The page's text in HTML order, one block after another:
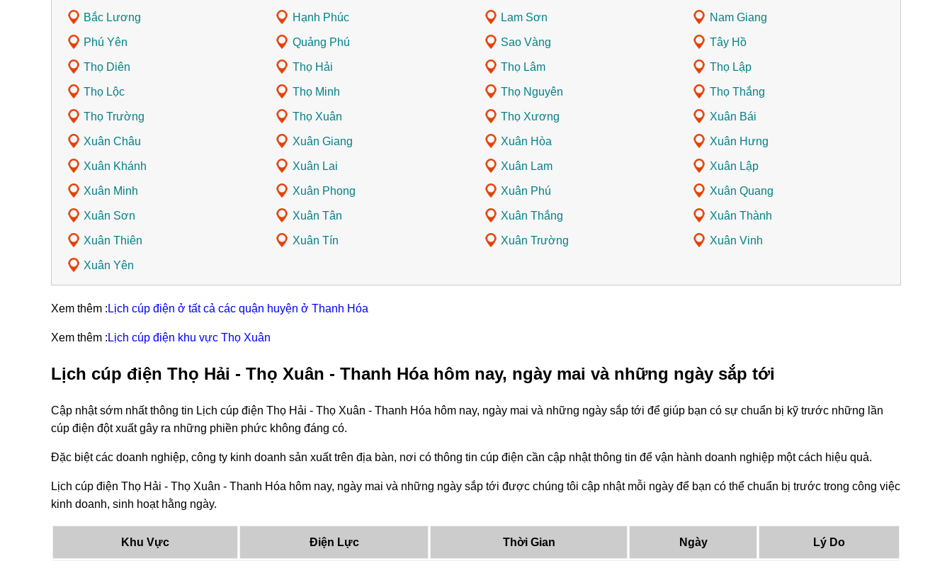
Bắc Lương Hạnh Phúc Lam Sơn Nam Giang
Phú Yên Quảng Phú Sao Vàng Tây Hồ
Thọ Diên Thọ Hải Thọ Lâm Thọ Lập
Thọ Lộc Thọ Minh Thọ Nguyên Thọ Thắng
Thọ Trường Thọ Xuân Thọ Xương Xuân Bái
Xuân Châu Xuân Giang Xuân Hòa Xuân Hưng
Xuân Khánh Xuân Lai Xuân Lam Xuân Lập
Xuân Minh Xuân Phong Xuân Phú Xuân Quang
Xuân Sơn Xuân Tân Xuân Thắng Xuân Thành
Xuân Thiên Xuân Tín Xuân Trường Xuân Vinh
Xuân Yên
Xem thêm : Lịch cúp điện ở tất cả các quận huyện ở Thanh Hóa
Xem thêm : Lịch cúp điện khu vực Thọ Xuân
Lịch cúp điện Thọ Hải - Thọ Xuân - Thanh Hóa hôm nay, ngày mai và những ngày sắp tới
Cập nhật sớm nhất thông tin Lịch cúp điện Thọ Hải - Thọ Xuân - Thanh Hóa hôm nay, ngày mai và những ngày sắp tới để giúp bạn có sự chuẩn bị kỹ trước những lần
cúp điện đột xuất gây ra những phiền phức không đáng có.
Đặc biệt các doanh nghiệp, công ty kinh doanh sản xuất trên địa bàn, nơi có thông tin cúp điện cần cập nhật thông tin để vận hành doanh nghiệp một cách hiệu quả.
Lịch cúp điện Thọ Hải - Thọ Xuân - Thanh Hóa hôm nay, ngày mai và những ngày sắp tới được chúng tôi cập nhật mỗi ngày để bạn có thể chuẩn bị trước trong công việc
kinh doanh, sinh hoạt hằng ngày.
Khu Vực Điện Lực Thời Gian Ngày Lý Do